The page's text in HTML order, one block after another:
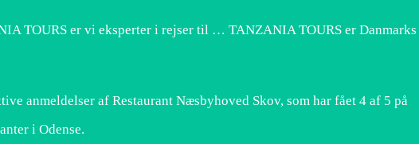
TOURS er vi eksperter i rejser til … TANZANIA TOURS er Danmarks
anmeldelser af Restaurant Næsbyhoved Skov, som har fået 4 af 5 på
i Odense.